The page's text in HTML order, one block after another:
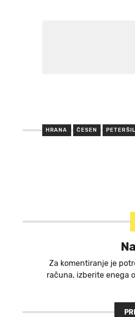
HRANA ČESEN
Za komentiranje je
računa, izberite enega